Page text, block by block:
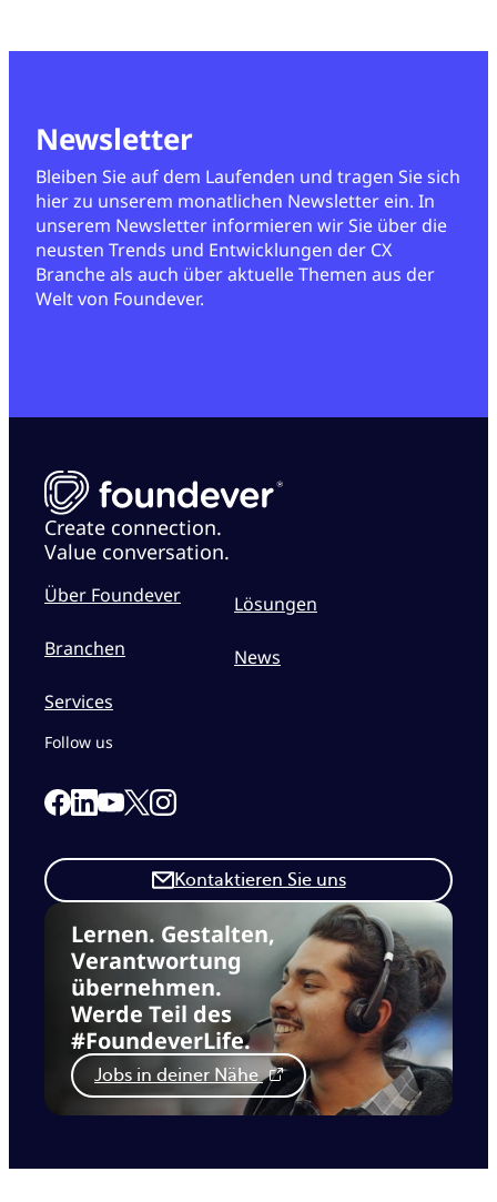
Newsletter
Bleiben Sie auf dem Laufenden und tragen Sie sich
hier zu unserem monatlichen Newsletter ein. In
unserem Newsletter informieren wir Sie über die
neusten Trends und Entwicklungen der CX
Branche als auch über aktuelle Themen aus der
Welt von Foundever.
Create connection.
Value conversation.
Über Foundever
Branchen
Services
Lösungen
News
Lernen. Gestalten,
Verantwortung
übernehmen.
Werde Teil des
#FoundeverLife.
Jobs in deiner Nähe
Kontaktieren Sie uns
Follow us
Link to our Facebook page
Link to our Linkedin page
Link to our Youtube page
Link to our X page
Link to our Instagram page